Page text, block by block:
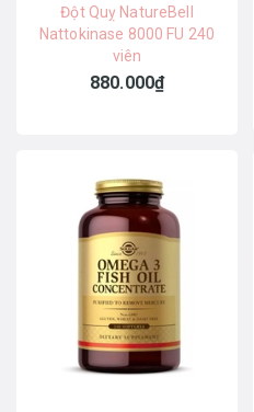
Đột Quỵ NatureBell
Nattokinase 8000 FU 240
viên
880.000₫